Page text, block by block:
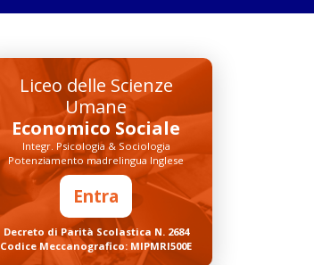
Liceo delle Scienze
Umane
Economico Sociale
Integr. Psicologia & Sociologia
Potenziamento madrelingua Inglese
Entra
Decreto di Parità Scolastica N. 2684
Codice Meccanografico: MIPMRI500E